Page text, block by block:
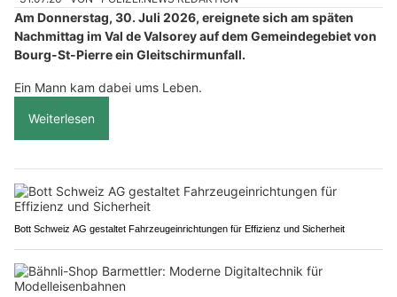
Am Donnerstag, 30. Juli 2026, ereignete sich am späten
Nachmittag im Val de Valsorey auf dem Gemeindegebiet von
Bourg-St-Pierre ein Gleitschirmunfall.
Ein Mann kam dabei ums Leben.
Weiterlesen
Bott Schweiz AG gestaltet Fahrzeugeinrichtungen für Effizienz und Sicherheit